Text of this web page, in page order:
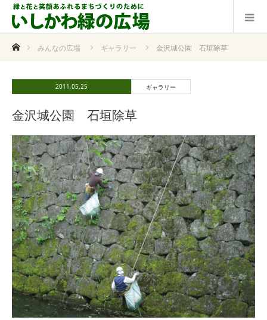
ホームみんなの広場 ギャラリー 金沢城公園 石垣除草
2011.05.25 ギャラリー
金沢城公園 石垣除草